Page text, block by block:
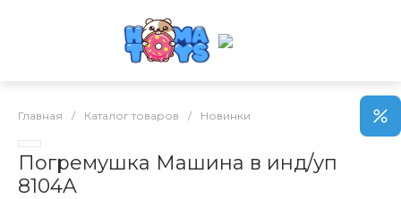
Главная / Каталог товаров / Новинки
Погремушка Машина в инд/уп
8104A